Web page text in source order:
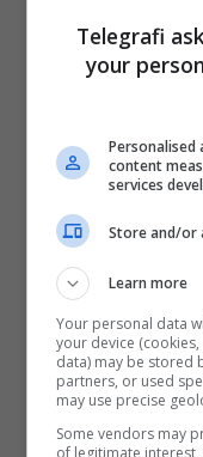
Telegrafi
your
Personalised
content
services
Store and/or
Learn more
Your personal data
your device
data) may be stored
partners, or used
may use precise
Some vendors may
of legitimate